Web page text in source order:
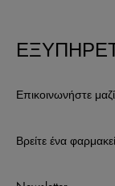
Επικοινωνήστε
Βρείτε ένα